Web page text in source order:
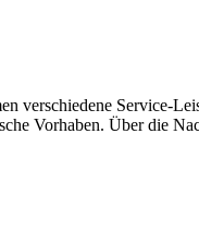
verschiedene Service-
Vorhaben. Über die